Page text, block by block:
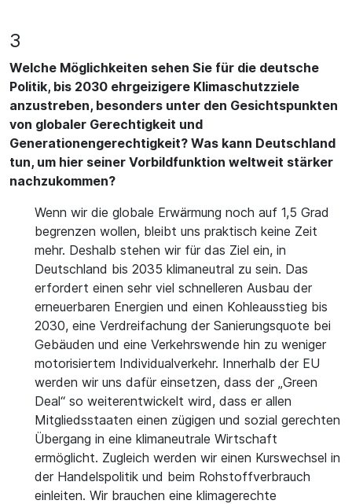
3
Welche Möglichkeiten sehen Sie für die deutsche
Politik, bis 2030 ehrgeizigere Klimaschutzziele
anzustreben, besonders unter den Gesichtspunkten
von globaler Gerechtigkeit und
Generationengerechtigkeit? Was kann Deutschland
tun, um hier seiner Vorbildfunktion weltweit stärker
nachzukommen?
Wenn wir die globale Erwärmung noch auf 1,5 Grad
begrenzen wollen, bleibt uns praktisch keine Zeit
mehr. Deshalb stehen wir für das Ziel ein, in
Deutschland bis 2035 klimaneutral zu sein. Das
erfordert einen sehr viel schnelleren Ausbau der
erneuerbaren Energien und einen Kohleausstieg bis
2030, eine Verdreifachung der Sanierungsquote bei
Gebäuden und eine Verkehrswende hin zu weniger
motorisiertem Individualverkehr. Innerhalb der EU
werden wir uns dafür einsetzen, dass der „Green
Deal“ so weiterentwickelt wird, dass er allen
Mitgliedsstaaten einen zügigen und sozial gerechten
Übergang in eine klimaneutrale Wirtschaft
ermöglicht. Zugleich werden wir einen Kurswechsel in
der Handelspolitik und beim Rohstoffverbrauch
einleiten. Wir brauchen eine klimagerechte